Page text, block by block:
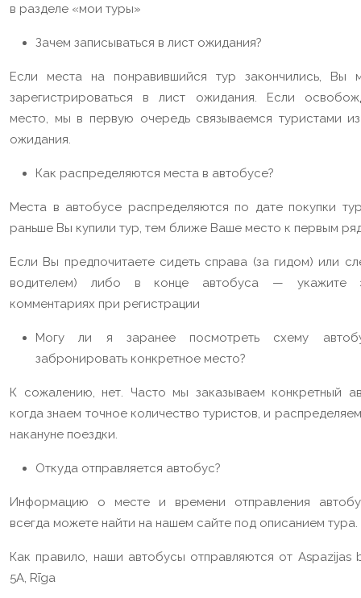
в разделе «мои туры»
Зачем записываться в лист ожидания?
Если места на понравившийся тур закончились, Вы
зарегистрироваться в лист ожидания. Если
место, мы в первую очередь связываемся туристами
ожидания.
Как распределяются места в автобусе?
Места в автобусе распределяются по дате покупки
раньше Вы купили тур, тем ближе Ваше место к первым
Если Вы предпочитаете сидеть справа (за гидом) или
водителем) либо в конце автобуса — укажите
комментариях при регистрации
Могу ли я заранее посмотреть схему
забронировать конкретное место?
К сожалению, нет. Часто мы заказываем конкретный
когда знаем точное количество туристов, и
накануне поездки.
Откуда отправляется автобус?
Информацию о месте и времени отправления
всегда можете найти на нашем сайте под описанием тура.
Как правило, наши автобусы отправляются от Aspazijas
5A, Rīga